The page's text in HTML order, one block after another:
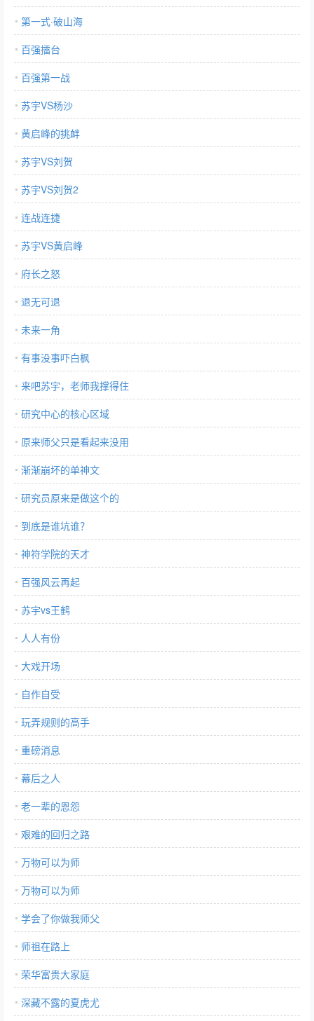
第一式·破山海
百强擂台
百强第一战
苏宇VS杨沙
黄启峰的挑衅
苏宇VS刘贺
苏宇VS刘贺2
连战连捷
苏宇VS黄启峰
府长之怒
退无可退
未来一角
有事没事吓白枫
来吧苏宇，老师我撑得住
研究中心的核心区域
原来师父只是看起来没用
渐渐崩坏的单神文
研究员原来是做这个的
到底是谁坑谁？
神符学院的天才
百强风云再起
苏宇vs王鹤
人人有份
大戏开场
自作自受
玩弄规则的高手
重磅消息
幕后之人
老一辈的恩怨
艰难的回归之路
万物可以为师
万物可以为师
学会了你做我师父
师祖在路上
荣华富贵大家庭
深藏不露的夏虎尤